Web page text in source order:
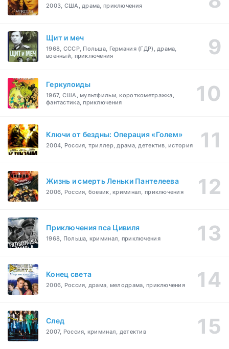
2003, США, драма, приключения
Щит и меч
1968, СССР, Польша, Германия (ГДР), драма,
военный, приключения
Геркулоиды
1967, США, мультфильм, короткометражка,
фантастика, приключения
Ключи от бездны: Операция «Голем»
2004, Россия, триллер, драма, детектив, история
Жизнь и смерть Леньки Пантелеева
2006, Россия, боевик, криминал, приключения
Приключения пса Цивиля
1968, Польша, криминал, приключения
Конец света
2006, Россия, драма, мелодрама, приключения
След
2007, Россия, криминал, детектив